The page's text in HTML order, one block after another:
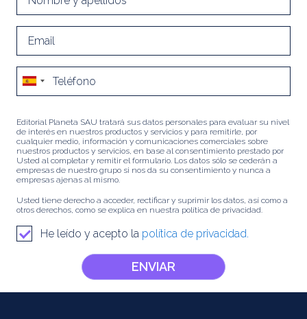
Editorial Planeta SAU tratará sus datos personales para evaluar su nivel
de interés en nuestros productos y servicios y para remitirle, por
cualquier medio, información y comunicaciones comerciales sobre
nuestros productos y servicios, en base al consentimiento prestado por
Usted al completar y remitir el formulario. Los datos sólo se cederán a
empresas de nuestro grupo si nos da su consentimiento y nunca a
empresas ajenas al mismo.
Usted tiene derecho a acceder, rectificar y suprimir los datos, así como a
otros derechos, como se explica en nuestra política de privacidad.
He leído y acepto la política de privacidad.
ENVIAR